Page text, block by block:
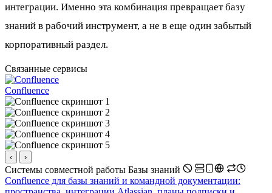
интеграции. Именно эта комбинация превращает базу
знаний в рабочий инструмент, а не в еще один забытый
корпоративный раздел.
Связанные сервисы
Confluence
‹ ›
Системы совместной работы Базы знаний
Confluence для базы знаний и командной документации: